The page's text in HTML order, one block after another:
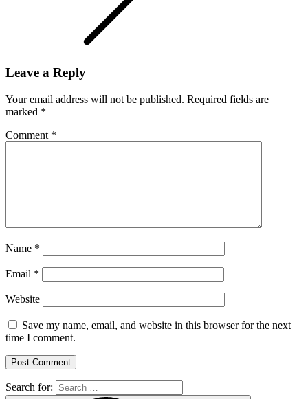
Leave a Reply
Your email address will not be published. Required fields are
marked *
Comment *
Name *
Email *
Website
Save my name, email, and website in this browser for the next
time I comment.
Search for: